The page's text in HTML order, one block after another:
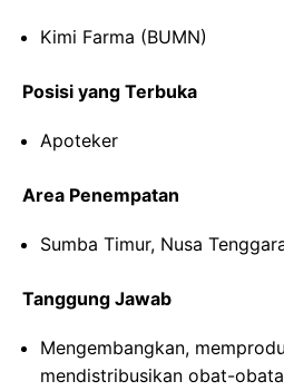
Kimi Farma (BUMN)
Posisi yang Terbuka
Apoteker
Area Penempatan
Sumba Timur, Nusa
Tanggung Jawab
Mengembangkan,
mendistribusikan obat-